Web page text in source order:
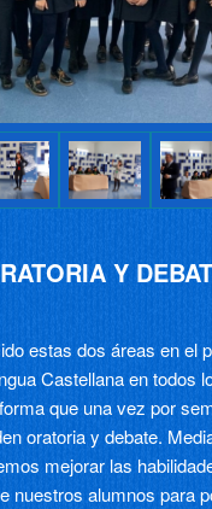
Y
estas dos áreas en el
Castellana en todos
que una vez por
oratoria y debate.
mejorar las
nuestros alumnos para